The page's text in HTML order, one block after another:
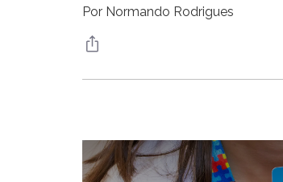
Por Normando Rodrigues